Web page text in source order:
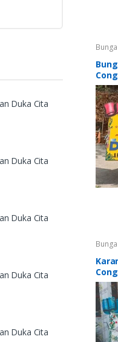
Pare,
Pare,
Duka Cita
Duka Cita
Duka Cita
Duka Cita
Duka Cita